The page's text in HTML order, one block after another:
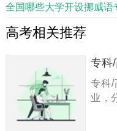
全国哪些大学开设挪威语
高考相关推荐
专科
专科/
业，